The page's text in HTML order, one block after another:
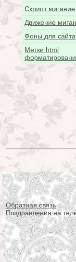
Скрипт
Движение
Фоны для сайта
Метки html
Обратная связь
Поздравления на